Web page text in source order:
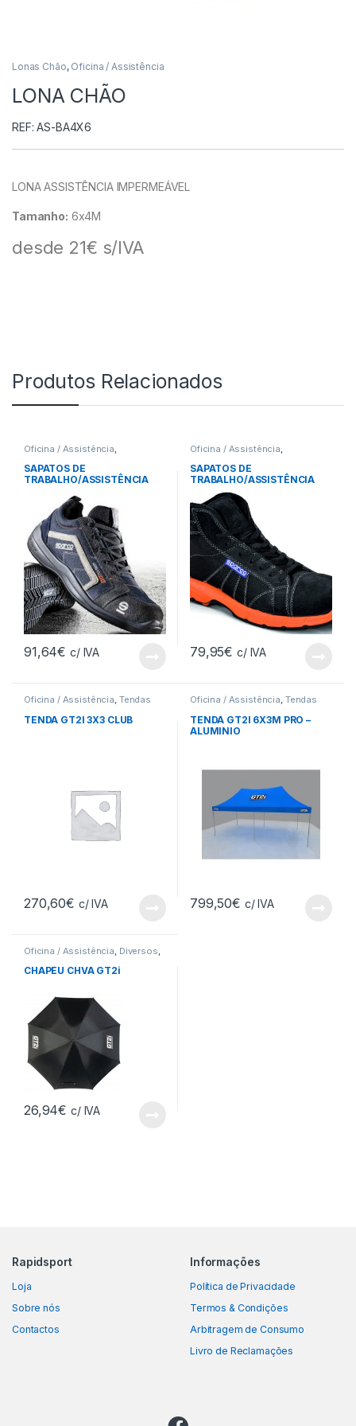
Lonas Chão, Oficina / Assistência
LONA CHÃO
REF: AS-BA4X6
LONA ASSISTÊNCIA IMPERMEÁVEL
Tamanho: 6x4M
desde 21€ s/IVA
Produtos Relacionados
Oficina / Assistência,
Equipamento Mecânico
SAPATOS DE
TRABALHO/ASSISTÊNCIA
91,64€ c/ IVA
Oficina / Assistência,
Equipamento Mecânico
SAPATOS DE
TRABALHO/ASSISTÊNCIA
SPARCO CHALLENGE-H
79,95€ c/ IVA
Oficina / Assistência, Tendas
TENDA GT2I 3X3 CLUB
270,60€ c/ IVA
Oficina / Assistência, Tendas
TENDA GT2I 6X3M PRO –
ALUMINIO
799,50€ c/ IVA
Oficina / Assistência Diversos
Racewear / Boutique,
CHAPÉU CHVA GT2i
26,94€ c/ IVA
Rapidsport
Loja
Sobre nós
Contactos
Informações
Política de Privacidade
Termos & Condições
Arbitragem de Consumo
Livro de Reclamações